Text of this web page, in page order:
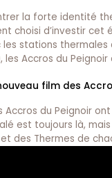
la forte identité
choisi d’investir
les stations
les Accros du
film des
Accros du Peignoir
est toujours là,
des Thermes de